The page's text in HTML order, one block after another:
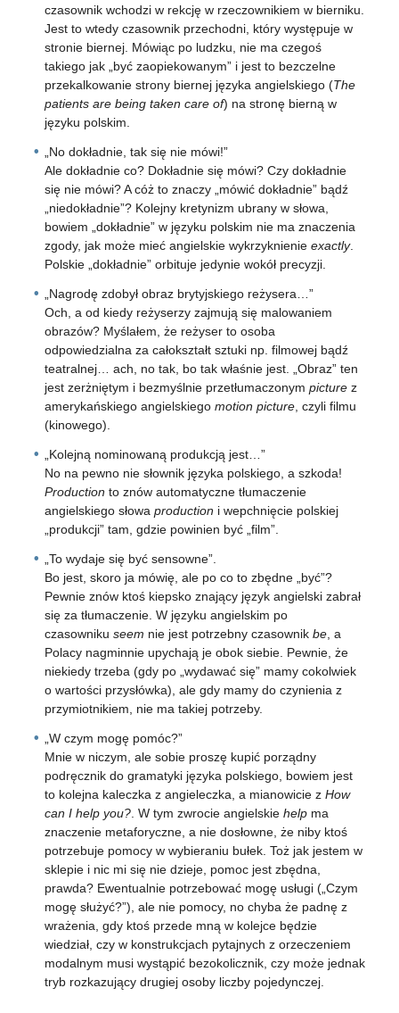
czasownik wchodzi w rekcję w rzeczownikiem w bierniku.
Jest to wtedy czasownik przechodni, który występuje w
stronie biernej. Mówiąc po ludzku, nie ma czegoś
takiego jak „być zaopiekowanym” i jest to bezczelne
przekalkowanie strony biernej języka angielskiego (The
patients are being taken care of) na stronę bierną w
języku polskim.
„No dokładnie, tak się nie mówi!”
Ale dokładnie co? Dokładnie się mówi? Czy dokładnie
się nie mówi? A cóż to znaczy „mówić dokładnie” bądź
„niedokładnie”? Kolejny kretynizm ubrany w słowa,
bowiem „dokładnie” w języku polskim nie ma znaczenia
zgody, jak może mieć angielskie wykrzyknienie exactly.
Polskie „dokładnie” orbituje jedynie wokół precyzji.
„Nagrodę zdobył obraz brytyjskiego reżysera…”
Och, a od kiedy reżyserzy zajmują się malowaniem
obrazów? Myślałem, że reżyser to osoba
odpowiedzialna za całokształt sztuki np. filmowej bądź
teatralnej… ach, no tak, bo tak właśnie jest. „Obraz” ten
jest zerżniętym i bezmyślnie przetłumaczonym picturez
amerykańskiego angielskiego motion picture, czyli filmu
(kinowego).
„Kolejną nominowaną produkcją jest…”
No na pewno nie słownik języka polskiego, a szkoda!
Production to znów automatyczne tłumaczenie
angielskiego słowa production i wepchnięcie polskiej
„produkcji” tam, gdzie powinien być „film”.
„To wydaje się być sensowne”.
Bo jest, skoro ja mówię, ale po co to zbędne „być”?
Pewnie znów ktoś kiepsko znający język angielski zabrał
się za tłumaczenie. W języku angielskim po
czasowniku seem nie jest potrzebny czasownik be, a
Polacy nagminnie upychają je obok siebie. Pewnie, że
niekiedy trzeba (gdy po „wydawać się” mamy cokolwiek
o wartości przysłówka), ale gdy mamy do czynienia z
przymiotnikiem, nie ma takiej potrzeby.
„W czym mogę pomóc?”
Mnie w niczym, ale sobie proszę kupić porządny
podręcznik do gramatyki języka polskiego, bowiem jest
to kolejna kaleczka z angieleczka, a mianowicie z How
can I help you?. W tym zwrocie angielskie helpma
znaczenie metaforyczne, a nie dosłowne, że niby ktoś
potrzebuje pomocy w wybieraniu bułek. Toż jak jestem w
sklepie i nic mi się nie dzieje, pomoc jest zbędna,
prawda? Ewentualnie potrzebować mogę usługi („Czym
mogę służyć?”), ale nie pomocy, no chyba że padnę z
wrażenia, gdy ktoś przede mną w kolejce będzie
wiedział, czy w konstrukcjach pytajnych z orzeczeniem
modalnym musi wystąpić bezokolicznik, czy może jednak
tryb rozkazujący drugiej osoby liczby pojedynczej.